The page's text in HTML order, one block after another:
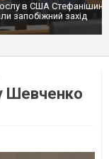
в США
запобіжний захід
Шевченко